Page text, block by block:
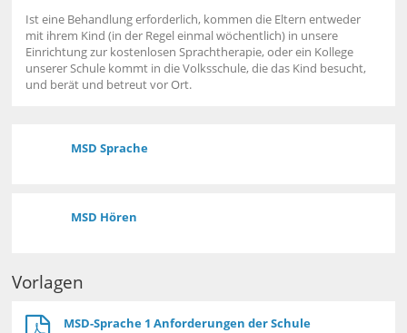
Ist eine Behandlung erforderlich, kommen die Eltern entweder
mit ihrem Kind (in der Regel einmal wöchentlich) in unsere
Einrichtung zur kostenlosen Sprachtherapie, oder ein Kollege
unserer Schule kommt in die Volksschule, die das Kind besucht,
und berät und betreut vor Ort.
MSD Sprache
MSD Hören
Vorlagen
MSD-Sprache 1 Anforderungen der Schule